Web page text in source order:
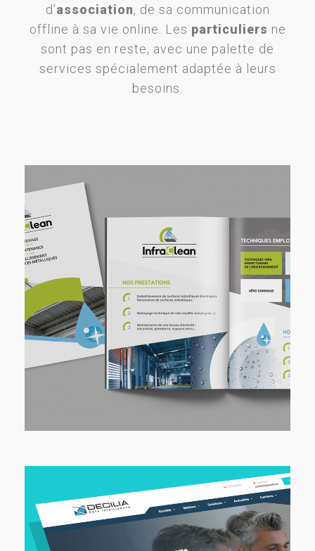
d’association, de sa communication
offline à sa vie online. Les particuliers ne
sont pas en reste, avec une palette de
services spécialement adaptée à leurs
besoins.